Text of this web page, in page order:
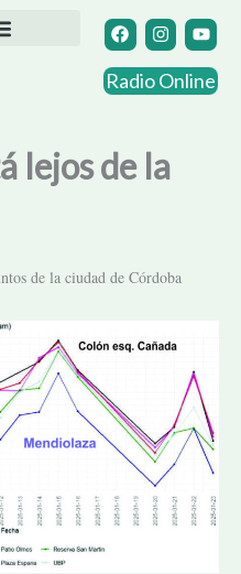
F
a
c
e
b
I
n
s
t
a
m
Y
o
u
t
u
Radio Online
lejos de la
de la ciudad de Córdoba